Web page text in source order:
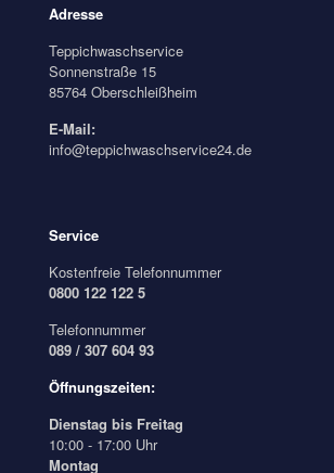
Adresse
Teppichwaschservice
Sonnenstraße 15
85764 Oberschleißheim
E-Mail:
info@teppichwaschservice24.de
Service
Kostenfreie Telefonnummer
0800 122 122 5
Telefonnummer
089 / 307 604 93
Öffnungszeiten:
Dienstag bis Freitag
10:00 - 17:00 Uhr
Montag